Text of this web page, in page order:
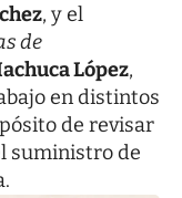
, y el
de
López,
en distintos
de revisar
suministro de